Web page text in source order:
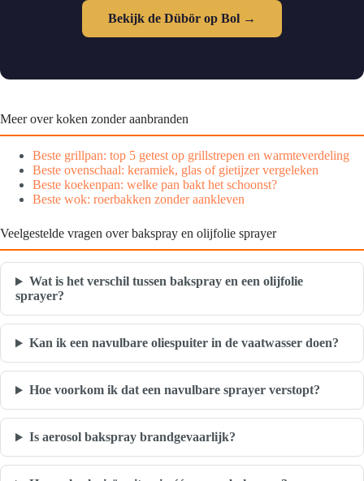
Bekijk de Dübör op Bol →
Meer over koken zonder aanbranden
Beste grillpan: top 5 getest op grillstrepen en warmteverdeling
Beste ovenschaal: keramiek, glas of gietijzer vergeleken
Beste koekenpan: welke pan bakt het schoonst?
Beste wok: roerbakken zonder aankleven
Veelgestelde vragen over bakspray en olijfolie sprayer
Wat is het verschil tussen bakspray en een olijfolie
sprayer?
Kan ik een navulbare oliespuiter in de vaatwasser doen?
Hoe voorkom ik dat een navulbare sprayer verstopt?
Is aerosol bakspray brandgevaarlijk?